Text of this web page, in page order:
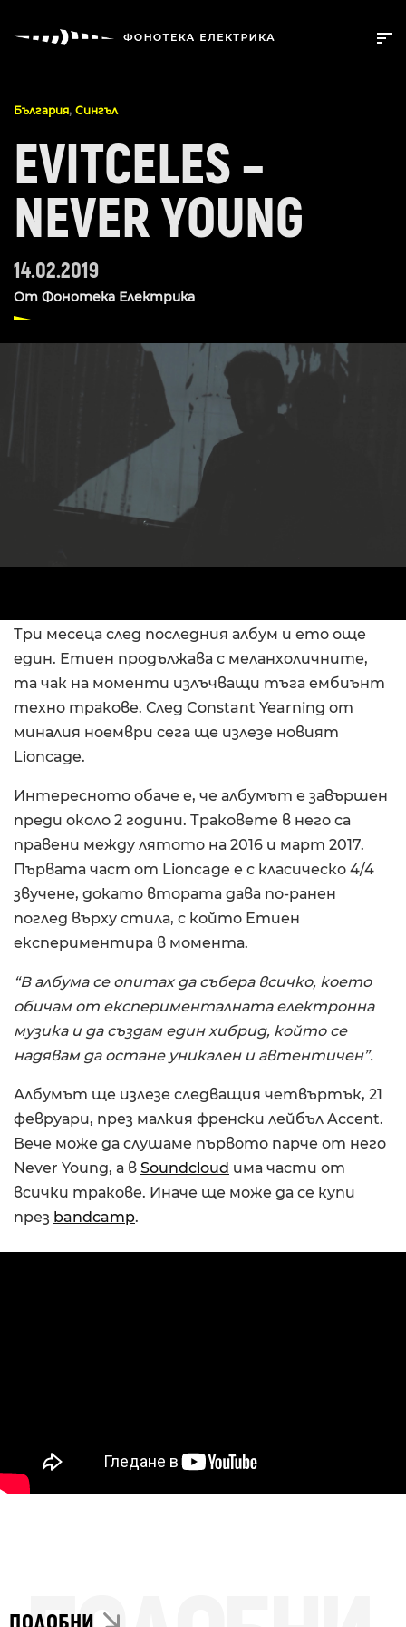
България, Сингъл
EVITCELES –
NEVER YOUNG
14.02.2019
От Фонотека Електрика
Три месеца след последния албум и ето още
един. Етиен продължава с меланхоличните,
та чак на моменти излъчващи тъга ембиънт
техно тракове. След Constant Yearning от
миналия ноември сега ще излезе новият
Lioncage.
Интересното обаче е, че албумът е завършен
преди около 2 години. Траковете в него са
правени между лятото на 2016 и март 2017.
Първата част от Lioncage е с класическо 4/4
звучене, докато втората дава по-ранен
поглед върху стила, с който Етиен
експериментира в момента.
“В албума се опитах да събера всичко, което
обичам от експерименталната електронна
музика и да създам един хибрид, който се
надявам да остане уникален и автентичен”.
Албумът ще излезе следващия четвъртък, 21
февруари, през малкия френски лейбъл Accent.
Вече може да слушаме първото парче от него
Never Young, а в Soundcloud има части от
всички тракове. Иначе ще може да се купи
през bandcamp.